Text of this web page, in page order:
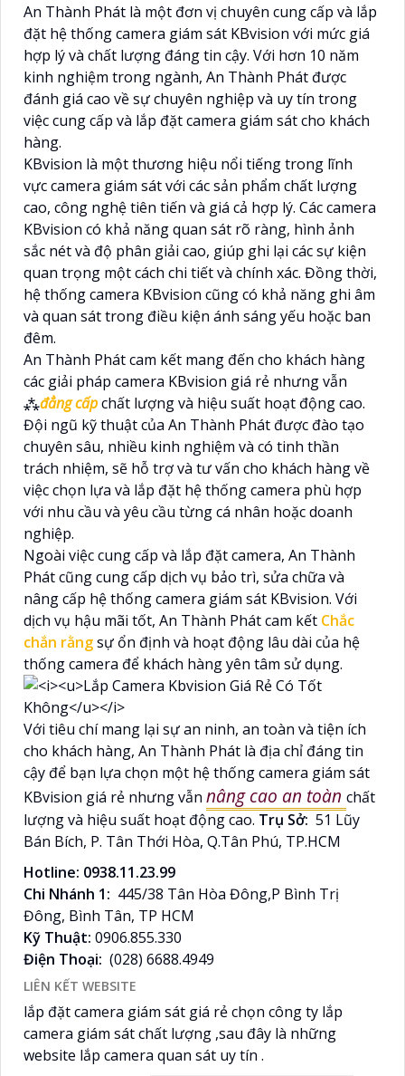
An Thành Phát là một đơn vị chuyên cung cấp và lắp
đặt hệ thống camera giám sát KBvision với mức giá
hợp lý và chất lượng đáng tin cậy. Với hơn 10 năm
kinh nghiệm trong ngành, An Thành Phát được
đánh giá cao về sự chuyên nghiệp và uy tín trong
việc cung cấp và lắp đặt camera giám sát cho khách
hàng.
KBvision là một thương hiệu nổi tiếng trong lĩnh
vực camera giám sát với các sản phẩm chất lượng
cao, công nghệ tiên tiến và giá cả hợp lý. Các camera
KBvision có khả năng quan sát rõ ràng, hình ảnh
sắc nét và độ phân giải cao, giúp ghi lại các sự kiện
quan trọng một cách chi tiết và chính xác. Đồng thời,
hệ thống camera KBvision cũng có khả năng ghi âm
và quan sát trong điều kiện ánh sáng yếu hoặc ban
đêm.
An Thành Phát cam kết mang đến cho khách hàng
các giải pháp camera KBvision giá rẻ nhưng vẫn
⁂đẳng cấpchất lượng và hiệu suất hoạt động cao.
Đội ngũ kỹ thuật của An Thành Phát được đào tạo
chuyên sâu, nhiều kinh nghiệm và có tinh thần
trách nhiệm, sẽ hỗ trợ và tư vấn cho khách hàng về
việc chọn lựa và lắp đặt hệ thống camera phù hợp
với nhu cầu và yêu cầu từng cá nhân hoặc doanh
nghiệp.
Ngoài việc cung cấp và lắp đặt camera, An Thành
Phát cũng cung cấp dịch vụ bảo trì, sửa chữa và
nâng cấp hệ thống camera giám sát KBvision. Với
dịch vụ hậu mãi tốt, An Thành Phát cam kết Chắc
chắn rằngsự ổn định và hoạt động lâu dài của hệ
thống camera để khách hàng yên tâm sử dụng.
Với tiêu chí mang lại sự an ninh, an toàn và tiện ích
cho khách hàng, An Thành Phát là địa chỉ đáng tin
cậy để bạn lựa chọn một hệ thống camera giám sát
KBvision giá rẻ nhưng vẫn nâng cao an toàn chất
lượng và hiệu suất hoạt động cao. Trụ Sở: 51 Lũy
Bán Bích, P. Tân Thới Hòa, Q.Tân Phú, TP.HCM
Hotline: 0938.11.23.99
Chi Nhánh 1: 445/38 Tân Hòa Đông,P Bình Trị
Đông, Bình Tân, TP HCM
Kỹ Thuật: 0906.855.330
Điện Thoại: (028) 6688.4949
LIÊN KẾT WEBSITE
lắp đặt camera giám sát giá rẻ chọn công ty lắp
camera giám sát chất lượng ,sau đây là những
website lắp camera quan sát uy tín .